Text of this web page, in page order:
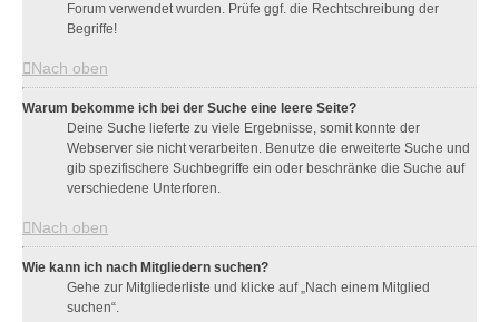
Forum verwendet wurden. Prüfe ggf. die Rechtschreibung der
Begriffe!
Nach oben
Warum bekomme ich bei der Suche eine leere Seite?
Deine Suche lieferte zu viele Ergebnisse, somit konnte der
Webserver sie nicht verarbeiten. Benutze die erweiterte Suche und
gib spezifischere Suchbegriffe ein oder beschränke die Suche auf
verschiedene Unterforen.
Nach oben
Wie kann ich nach Mitgliedern suchen?
Gehe zur Mitgliederliste und klicke auf „Nach einem Mitglied
suchen“.